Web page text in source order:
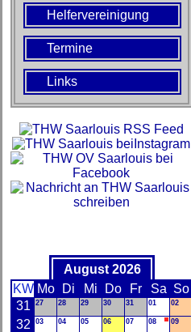
Helfervereinigung
Termine
Links
August 2026
KW Mo Di Mi Do Fr Sa So
31
27 28 29 30 31 01 02
32 03 04 05 06 07 08 09